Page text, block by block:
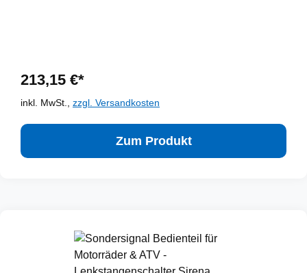
213,15 €*
inkl. MwSt., zzgl. Versandkosten
Zum Produkt